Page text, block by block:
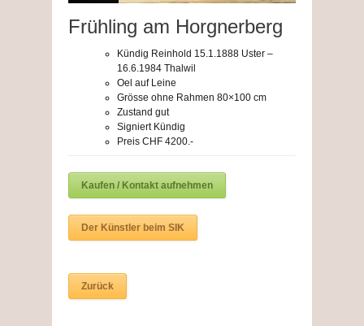
Frühling am Horgnerberg
Kündig Reinhold 15.1.1888 Uster –
16.6.1984 Thalwil
Oel auf Leine
Grösse ohne Rahmen 80×100 cm
Zustand gut
Signiert Kündig
Preis CHF 4200.-
Kaufen / Kontakt aufnehmen
Der Künstler beim SIK
Zurück